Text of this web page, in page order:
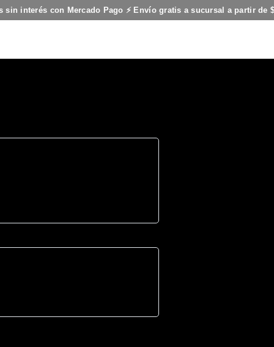
sin interés con Mercado Pago ⚡ Envío gratis a sucursal a partir de